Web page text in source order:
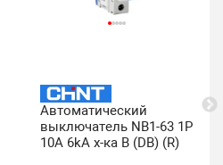
Автоматический
выключатель NB1-63 1P
10A 6kA х-ка B (DB) (R)